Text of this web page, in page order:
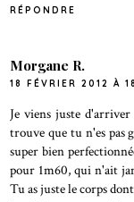
RÉPONDRE
Morgane R.
18 FÉVRIER 2012 À
Je viens juste
trouve que tu n'es pas
super bien
pour 1m60, qui n'ait
Tu as juste le corps